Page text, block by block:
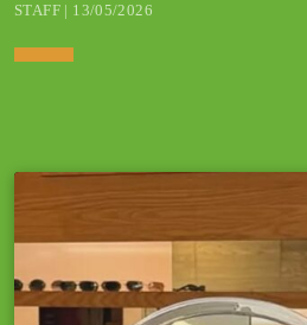
STAFF | 13/05/2026